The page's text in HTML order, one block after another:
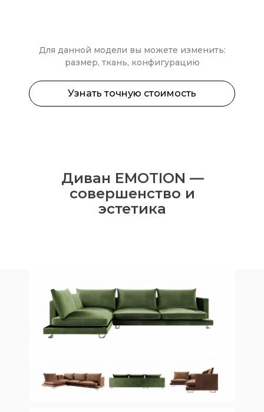
Узнать точную стоимость
Для данной модели вы можете изменить:
размер, ткань, конфигурацию
Диван EMOTION —
совершенство и
эстетика